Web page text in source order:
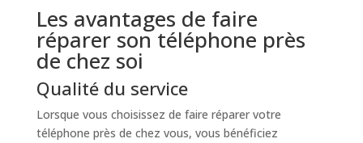
Les avantages de faire
réparer son téléphone près
de chez soi
Qualité du service
Lorsque vous choisissez de faire réparer votre
téléphone près de chez vous, vous bénéficiez